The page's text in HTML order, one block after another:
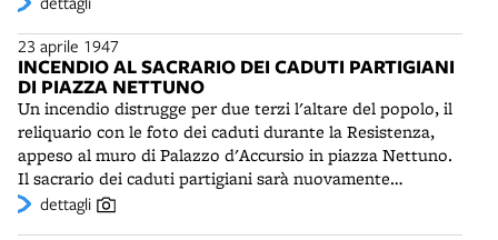
contenenti burro. A quasi tre anni dalla fine del conflitto
comincia a riapparire dai fornai il pane bianco. D'altra
parte prospera il mercato nero, che, come durante la
guerra, continua ancora per qualche tempo ad essere "la
miglior fonte di approvvigionamento dei cittadini",
assieme allo "scatolame americano" distribuito da varie
organizzazioni benefiche, come la C.A.R.E. Quest'ultima
invia pacchi dono messi a disposizione da cittadini
americani - sollecitati tramite una cartolina postale - e
23 aprile 1947
INCENDIO AL SACRARIO DEI CADUTI PARTIGIANI
DI PIAZZA NETTUNO
Un incendio distrugge per due terzi l'altare del popolo, il
reliquario con le foto dei caduti durante la Resistenza,
appeso al muro di Palazzo d'Accursio in piazza Nettuno.
Il sacrario dei caduti partigiani sarà nuovamente
danneggiato, da un atto di vandalismo neofascista, nel
dettagli